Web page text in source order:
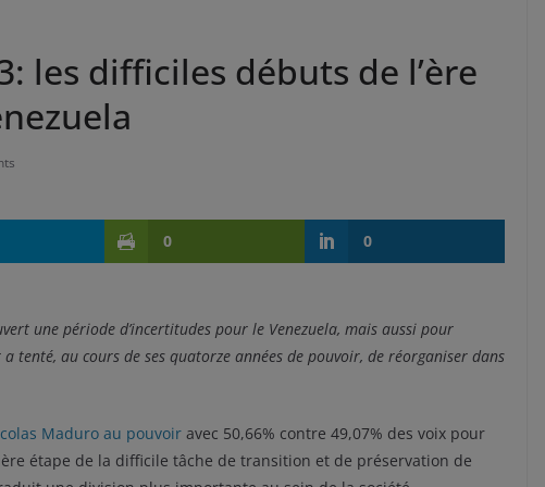
les difficiles débuts de l’ère
0 0
une période d’incertitudes pour le Venezuela, mais aussi pour
tenté, au cours de ses quatorze années de pouvoir, de réorganiser dans
Maduro au pouvoir avec 50,66% contre 49,07% des voix pour
étape de la difficile tâche de transition et de préservation de